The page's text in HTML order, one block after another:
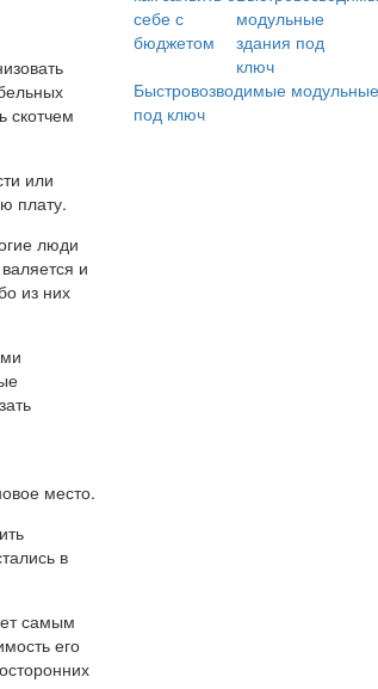
скотчем
или
плату.
люди
и
из них
место.
в
самым
его
Быстровозводимые
под ключ